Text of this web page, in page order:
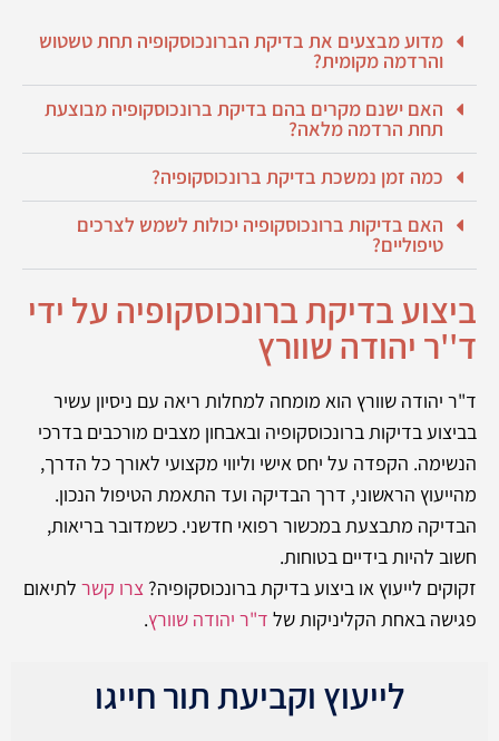
מדוע מבצעים את בדיקת הברונכוסקופיה תחת טשטוש
והרדמה מקומית?
האם ישנם מקרים בהם בדיקת ברונכוסקופיה מבוצעת
תחת הרדמה מלאה?
כמה זמן נמשכת בדיקת ברונכוסקופיה?
האם בדיקות ברונכוסקופיה יכולות לשמש לצרכים
טיפוליים?
ביצוע בדיקת ברונכוסקופיה על ידי
ד''ר יהודה שוורץ
ד"ר יהודה שוורץ הוא מומחה למחלות ריאה עם ניסיון עשיר
בביצוע בדיקות ברונכוסקופיה ובאבחון מצבים מורכבים בדרכי
הנשימה. הקפדה על יחס אישי וליווי מקצועי לאורך כל הדרך,
מהייעוץ הראשוני, דרך הבדיקה ועד התאמת הטיפול הנכון.
הבדיקה מתבצעת במכשור רפואי חדשני. כשמדובר בריאות,
חשוב להיות בידיים בטוחות.
זקוקים לייעוץ או ביצוע בדיקת ברונכוסקופיה? צרו קשר לתיאום
פגישה באחת הקליניקות של ד"ר יהודה שוורץ.
לייעוץ וקביעת תור חייגו